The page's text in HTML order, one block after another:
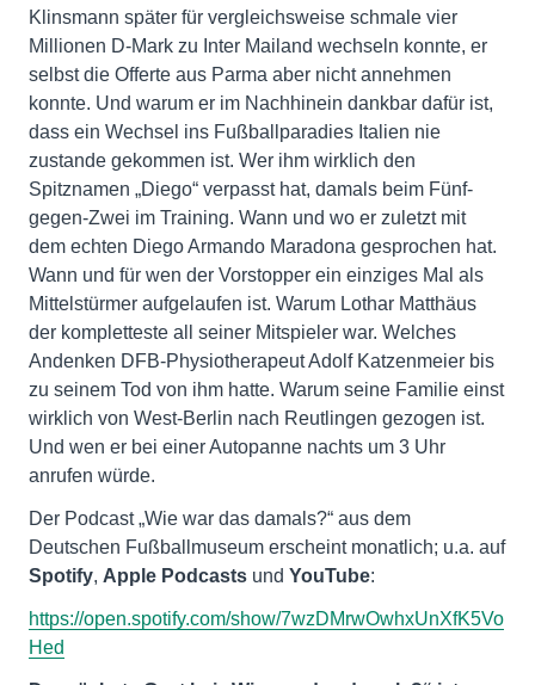
Klinsmann später für vergleichsweise schmale vier
Millionen D-Mark zu Inter Mailand wechseln konnte, er
selbst die Offerte aus Parma aber nicht annehmen
konnte. Und warum er im Nachhinein dankbar dafür ist,
dass ein Wechsel ins Fußballparadies Italien nie
zustande gekommen ist. Wer ihm wirklich den
Spitznamen „Diego“ verpasst hat, damals beim Fünf-
gegen-Zwei im Training. Wann und wo er zuletzt mit
dem echten Diego Armando Maradona gesprochen hat.
Wann und für wen der Vorstopper ein einziges Mal als
Mittelstürmer aufgelaufen ist. Warum Lothar Matthäus
der kompletteste all seiner Mitspieler war. Welches
Andenken DFB-Physiotherapeut Adolf Katzenmeier bis
zu seinem Tod von ihm hatte. Warum seine Familie einst
wirklich von West-Berlin nach Reutlingen gezogen ist.
Und wen er bei einer Autopanne nachts um 3 Uhr
anrufen würde.
Der Podcast „Wie war das damals?“ aus dem
Deutschen Fußballmuseum erscheint monatlich; u.a. auf
Spotify, Apple Podcasts und YouTube:
https://open.spotify.com/show/7wzDMrwOwhxUnXfK5Vo
Hed